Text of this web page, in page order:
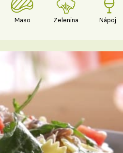
Maso Zelenina Nápoje